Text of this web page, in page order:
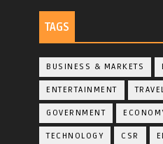
TAGS
BUSINESS & MARKETS
ENTERTAINMENT
GOVERNMENT
TECHNOLOGY CSR